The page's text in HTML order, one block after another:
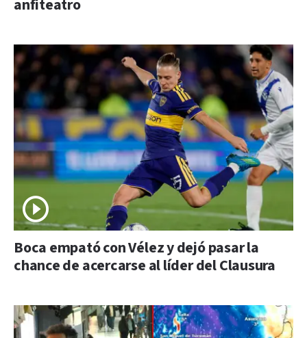
anfiteatro
Boca empató con Vélez y dejó pasar la
chance de acercarse al líder del Clausura